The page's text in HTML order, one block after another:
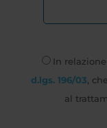
In
d.lgs. 196/03 ,
al